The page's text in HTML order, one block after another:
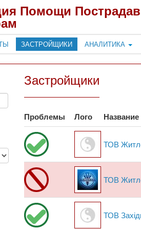
Помощи
ЗАСТРОЙЩИКИ АНАЛИТИКА
Застройщики
Проблемы Лого Название
ТОВ
ТОВ
ТОВ